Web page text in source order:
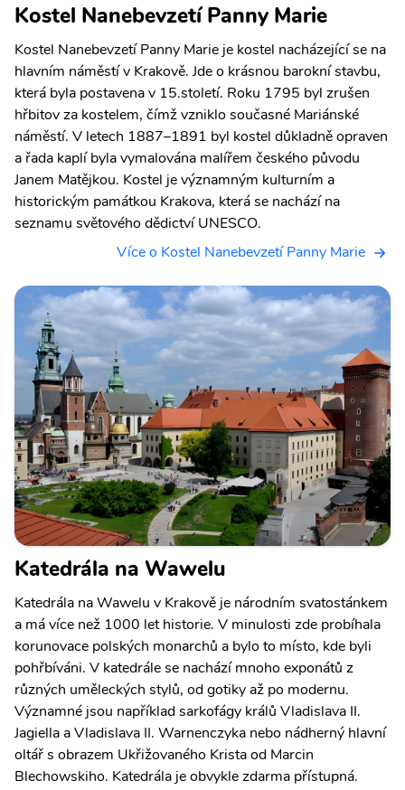
Kostel Nanebevzetí Panny Marie
Kostel Nanebevzetí Panny Marie je kostel nacházející se na
hlavním náměstí v Krakově. Jde o krásnou barokní stavbu,
která byla postavena v 15.století. Roku 1795 byl zrušen
hřbitov za kostelem, čímž vzniklo současné Mariánské
náměstí. V letech 1887–1891 byl kostel důkladně opraven
a řada kaplí byla vymalována malířem českého původu
Janem Matějkou. Kostel je významným kulturním a
historickým památkou Krakova, která se nachází na
seznamu světového dědictví UNESCO.
Více o Kostel Nanebevzetí Panny Marie
Katedrála na Wawelu
Katedrála na Wawelu v Krakově je národním svatostánkem
a má více než 1000 let historie. V minulosti zde probíhala
korunovace polských monarchů a bylo to místo, kde byli
pohřbíváni. V katedrále se nachází mnoho exponátů z
různých uměleckých stylů, od gotiky až po modernu.
Významné jsou například sarkofágy králů Vladislava II.
Jagiella a Vladislava II. Warnenczyka nebo nádherný hlavní
oltář s obrazem Ukřižovaného Krista od Marcin
Blechowskiho. Katedrála je obvykle zdarma přístupná.